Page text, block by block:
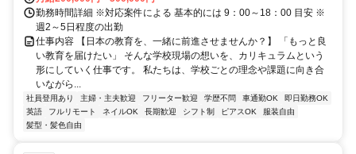
勤務時間詳細 ※対応案件による 基本的には 9：00～18：00 目安 ※
週2～5日程度の出勤
仕事内容 【日本の教育を、一緒に前進させませんか？】 「もっと良
い教育を届けたい」 そんな学校現場の想いを、カリキュラムという
形にしていく仕事です。 私たちは、学校ごとの理念や課題に向き合
いながら...
社員登用あり 主婦・主夫歓迎 フリーター歓迎 学歴不問 車通勤OK
即日勤務OK
英語
フルリモート ネイルOK 長期歓迎 シフト制 ピアスOK
服装自由
髪型・髪色自由